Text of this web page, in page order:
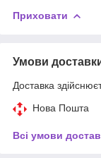
Приховати
Умови
Доставка
Нова Пошта
Всі умови